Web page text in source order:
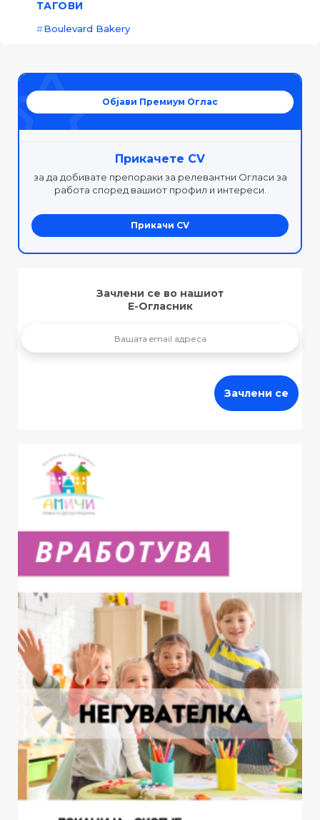
ТАГОВИ
Boulevard Bakery
Објави Премиум Оглас
Прикачете CV
за да добивате препораки за релевантни Огласи за
работа според вашиот профил и интереси.
Прикачи CV
Зачлени се во нашиот
Е-Огласник